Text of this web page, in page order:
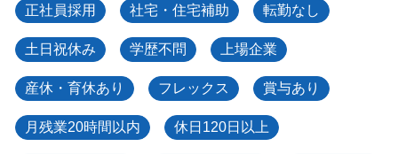
正社員採用 社宅・住宅補助 転勤なし
土日祝休み 学歴不問 上場企業
産休・育休あり フレックス 賞与あり
月残業20時間以内 休日120日以上